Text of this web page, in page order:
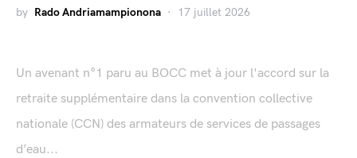
by Rado Andriamampionona 17 juillet 2026
Un avenant n°1 paru au BOCC met à jour l'accord sur la
retraite supplémentaire dans la convention collective
nationale (CCN) des armateurs de services de passages
d’eau...